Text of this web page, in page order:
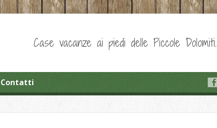
Case vacanze ai piedi delle Piccole Dolomiti.
Contatti